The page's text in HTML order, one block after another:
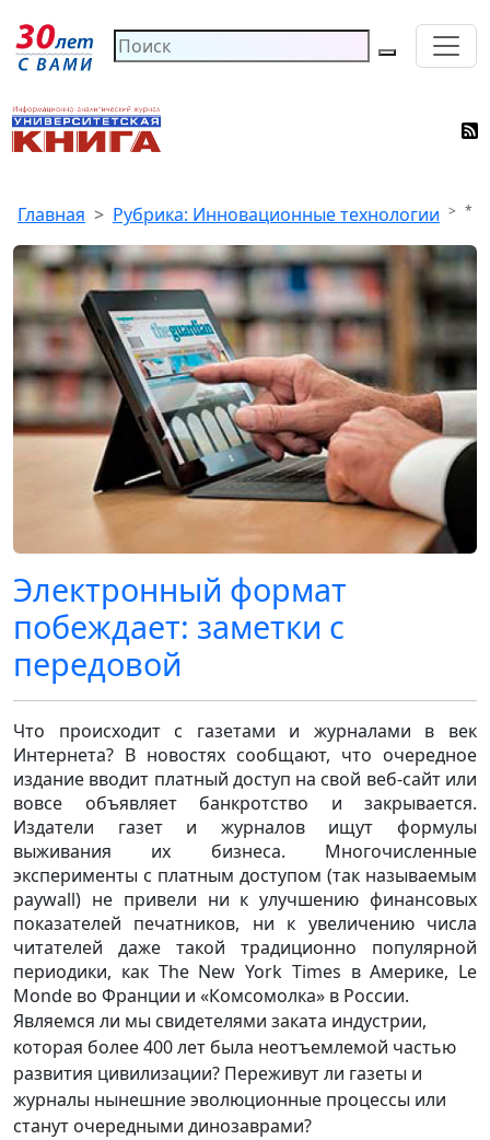
Главная Рубрика: Инновационные технологии *
Электронный формат
побеждает: заметки с
передовой
Что происходит с газетами и журналами в век
Интернета? В новостях сообщают, что очередное
издание вводит платный доступ на свой веб-сайт или
вовсе объявляет банкротство и закрывается.
Издатели газет и журналов ищут формулы
выживания их бизнеса. Многочисленные
эксперименты с платным доступом (так называемым
paywall) не привели ни к улучшению финансовых
показателей печатников, ни к увеличению числа
читателей даже такой традиционно популярной
периодики, как The New York Times в Америке, Le
Monde во Франции и «Комсомолка» в России.
Являемся ли мы свидетелями заката индустрии,
которая более 400 лет была неотъемлемой частью
развития цивилизации? Переживут ли газеты и
журналы нынешние эволюционные процессы или
станут очередными динозаврами?